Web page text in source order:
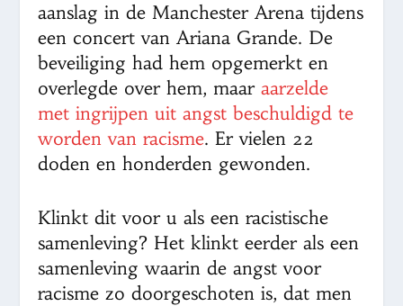
aanslag in de Manchester Arena tijdens
een concert van Ariana Grande. De
beveiliging had hem opgemerkt en
overlegde over hem, maaraarzelde
met ingrijpen uit angst beschuldigd te
worden van racisme. Er vielen 22
doden en honderden gewonden.
Klinkt dit voor u als een racistische
samenleving? Het klinkt eerder als een
samenleving waarin de angst voor
racisme zo doorgeschoten is, dat men